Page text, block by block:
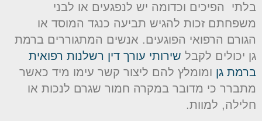
הפיכים וכדומה יש לנפגעים או לבני
זכות להגיש תביעה כנגד המוסד או
הרפואי הפוגעים. אנשים המתגוררים ברמת
יכולים לקבלשירותי עורך דין רשלנות רפואית
גן ומומלץ להם ליצור קשר עימו מיד כאשר
כי מדובר במקרה חמור שגרם לנכות או
למוות.